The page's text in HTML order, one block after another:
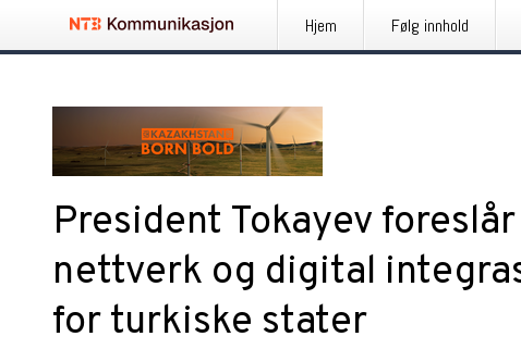
Hjem Følg innhold
President Tokayev
nettverk og digital
for turkiske stater